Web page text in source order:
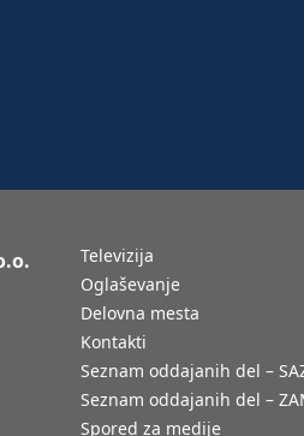
Televizija
Oglaševanje
Delovna mesta
Kontakti
Seznam oddajanih del –
Seznam oddajanih del –
Spored za medije